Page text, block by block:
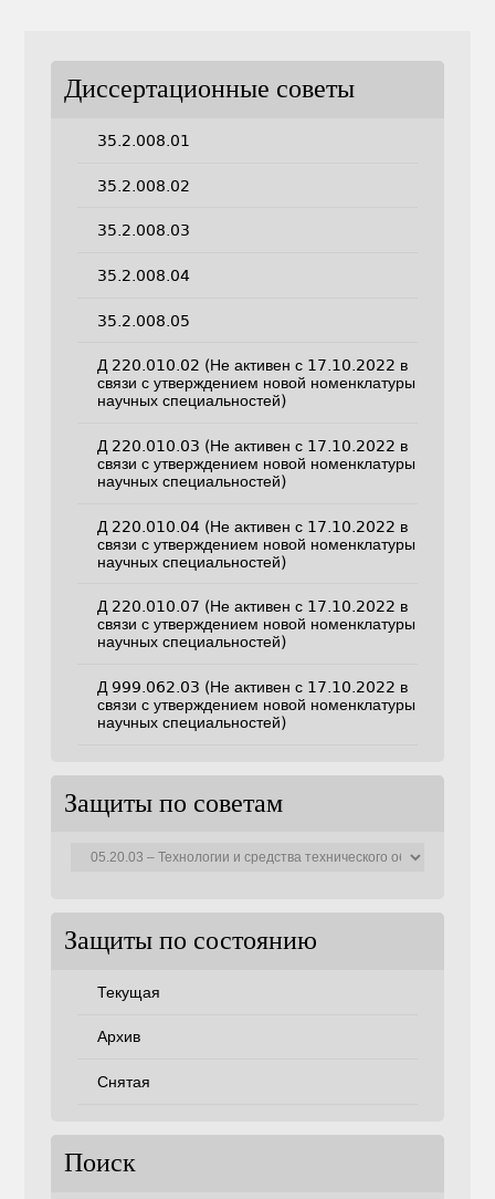
Диссертационные советы
35.2.008.01
35.2.008.02
35.2.008.03
35.2.008.04
35.2.008.05
Д 220.010.02 (Не активен с 17.10.2022 в
связи с утверждением новой номенклатуры
научных специальностей)
Д 220.010.03 (Не активен с 17.10.2022 в
связи с утверждением новой номенклатуры
научных специальностей)
Д 220.010.04 (Не активен с 17.10.2022 в
связи с утверждением новой номенклатуры
научных специальностей)
Д 220.010.07 (Не активен с 17.10.2022 в
связи с утверждением новой номенклатуры
научных специальностей)
Д 999.062.03 (Не активен с 17.10.2022 в
связи с утверждением новой номенклатуры
научных специальностей)
Защиты по советам
Защиты по состоянию
Текущая
Архив
Снятая
Поиск